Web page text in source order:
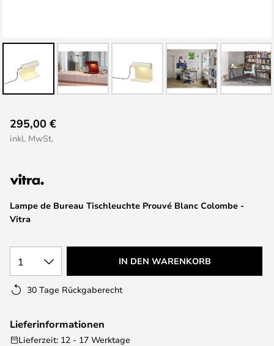
Anfang
der
springen
Lampe de Bureau Tischleuchte Prouvé Blanc Colombe -
Vitra
295,00 €
inkl. MwSt.
1 IN DEN WARENKORB
30 Tage Rückgaberecht
Lieferinformationen
Lieferzeit: 12 - 17 Werktage